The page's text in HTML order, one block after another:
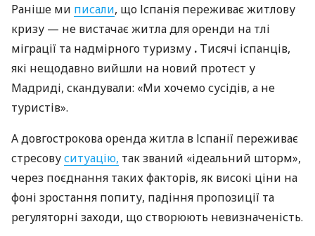
Раніше ми писали, що Іспанія переживає житлову
кризу — не вистачає житла для оренди на тлі
міграції та надмірного туризму . Тисячі іспанців,
які нещодавно вийшли на новий протест у
Мадриді, скандували: «Ми хочемо сусідів, а не
туристів».
А довгострокова оренда житла в Іспанії переживає
стресовуситуацію, так званий «ідеальний шторм»,
через поєднання таких факторів, як високі ціни на
фоні зростання попиту, падіння пропозиції та
регуляторні заходи, що створюють невизначеність.